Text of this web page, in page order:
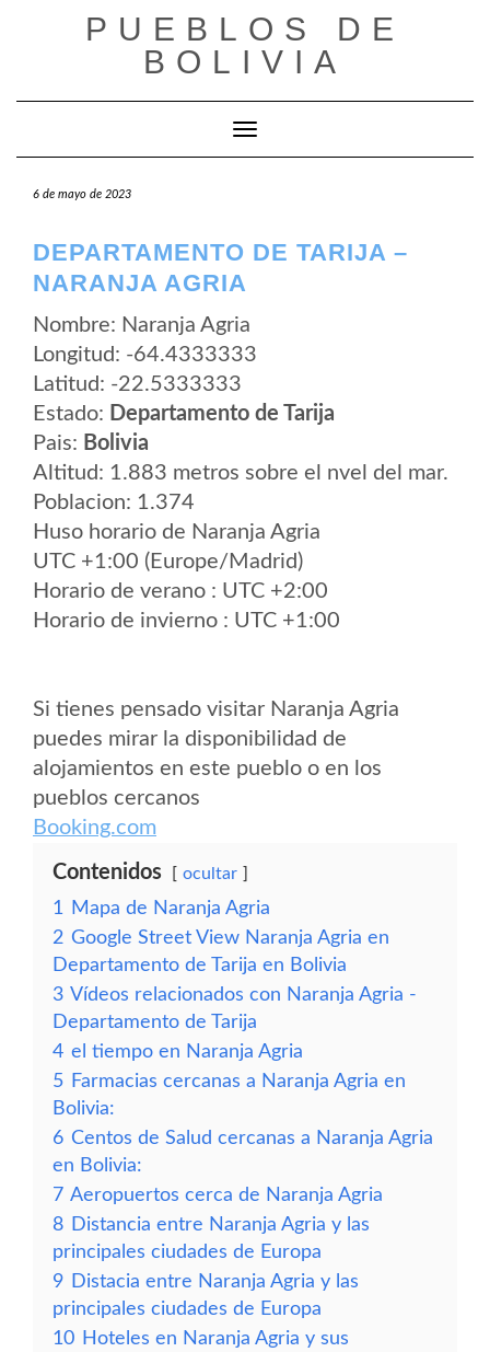
PUEBLOS DE
BOLIVIA
Cambiar modo de navegación
6 de mayo de 2023
DEPARTAMENTO DE TARIJA –
NARANJA AGRIA
Nombre: Naranja Agria
Longitud: -64.4333333
Latitud: -22.5333333
Estado: Departamento de Tarija
Pais: Bolivia
Altitud: 1.883 metros sobre el nvel del mar.
Poblacion: 1.374
Huso horario de Naranja Agria
UTC +1:00 (Europe/Madrid)
Horario de verano : UTC +2:00
Horario de invierno : UTC +1:00
Si tienes pensado visitar Naranja Agria
puedes mirar la disponibilidad de
alojamientos en este pueblo o en los
pueblos cercanos
Booking.com
Contenidos ocultar
1
Mapa de Naranja Agria
2 Google Street View Naranja Agria en
Departamento de Tarija en Bolivia
3 Vídeos relacionados con Naranja Agria -
Departamento de Tarija
4 el tiempo en Naranja Agria
5 Farmacias cercanas a Naranja Agria en
Bolivia:
6 Centos de Salud cercanas a Naranja Agria
en Bolivia:
7 Aeropuertos cerca de Naranja Agria
8 Distancia entre Naranja Agria y las
principales ciudades de Europa
9 Distacia entre Naranja Agria y las
principales ciudades de Europa
10 Hoteles en Naranja Agria y sus